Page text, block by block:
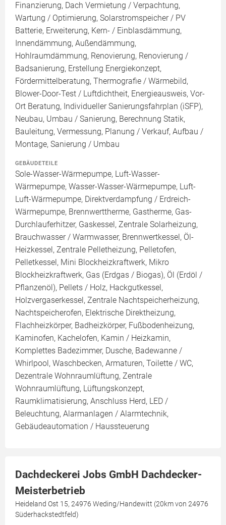
Finanzierung, Dach Vermietung / Verpachtung,
Wartung / Optimierung, Solarstromspeicher / PV
Batterie, Erweiterung, Kern- / Einblasdämmung,
Innendämmung, Außendämmung,
Hohlraumdämmung, Renovierung, Renovierung /
Badsanierung, Erstellung Energiekonzept,
Fördermittelberatung, Thermografie / Wärmebild,
Blower-Door-Test / Luftdichtheit, Energieausweis, Vor-
Ort Beratung, Individueller Sanierungsfahrplan (iSFP),
Neubau, Umbau / Sanierung, Berechnung Statik,
Bauleitung, Vermessung, Planung / Verkauf, Aufbau /
Montage, Sanierung / Umbau
GEBÄUDETEILE
Sole-Wasser-Wärmepumpe, Luft-Wasser-
Wärmepumpe, Wasser-Wasser-Wärmepumpe, Luft-
Luft-Wärmepumpe, Direktverdampfung / Erdreich-
Wärmepumpe, Brennwerttherme, Gastherme, Gas-
Durchlauferhitzer, Gaskessel, Zentrale Solarheizung,
Brauchwasser / Warmwasser, Brennwertkessel, Öl-
Heizkessel, Zentrale Pelletheizung, Pelletofen,
Pelletkessel, Mini Blockheizkraftwerk, Mikro
Blockheizkraftwerk, Gas (Erdgas / Biogas), Öl (Erdöl /
Pflanzenöl), Pellets / Holz, Hackgutkessel,
Holzvergaserkessel, Zentrale Nachtspeicherheizung,
Nachtspeicherofen, Elektrische Direktheizung,
Flachheizkörper, Badheizkörper, Fußbodenheizung,
Kaminofen, Kachelofen, Kamin / Heizkamin,
Komplettes Badezimmer, Dusche, Badewanne /
Whirlpool, Waschbecken, Armaturen, Toilette / WC,
Dezentrale Wohnraumlüftung, Zentrale
Wohnraumlüftung, Lüftungskonzept,
Raumklimatisierung, Anschluss Herd, LED /
Beleuchtung, Alarmanlagen / Alarmtechnik,
Gebäudeautomation / Haussteuerung
Dachdeckerei Jobs GmbH Dachdecker-
Meisterbetrieb
Heideland Ost 15, 24976 Weding/Handewitt (20km von 24976
Süderhackstedtfeld)